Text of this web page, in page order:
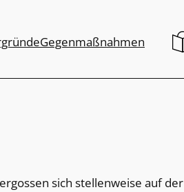
Gegenmaßnahmen
sich stellenweise auf der